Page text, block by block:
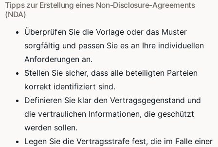
Tipps zur Erstellung eines Non-Disclosure-Agreements
(NDA)
Überprüfen Sie die Vorlage oder das Muster
sorgfältig und passen Sie es an Ihre individuellen
Anforderungen an.
Stellen Sie sicher, dass alle beteiligten Parteien
korrekt identifiziert sind.
Definieren Sie klar den Vertragsgegenstand und
die vertraulichen Informationen, die geschützt
werden sollen.
Legen Sie die Vertragsstrafe fest, die im Falle einer